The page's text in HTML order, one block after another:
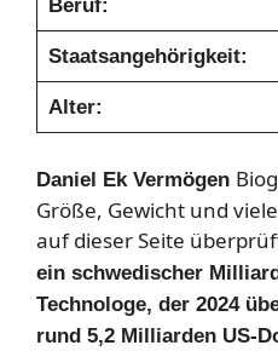
Beruf:
Staatsangehörigkeit:
Alter:
Daniel Ek Vermögen
Größe, Gewicht und
auf dieser Seite
ein schwedischer
Technologe, der 2024
rund 5,2 Milliarden US-